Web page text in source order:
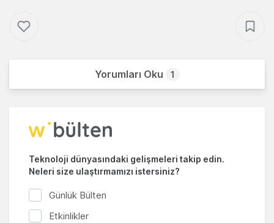
Yorumları Oku 1
Teknoloji dünyasındaki gelişmeleri takip edin.
Neleri size ulaştırmamızı istersiniz?
Günlük Bülten
Etkinlikler